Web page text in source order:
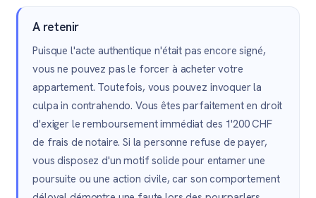
A retenir
Puisque l'acte authentique n'était pas encore signé,
vous ne pouvez pas le forcer à acheter votre
appartement. Toutefois, vous pouvez invoquer la
culpa in contrahendo. Vous êtes parfaitement en droit
d'exiger le remboursement immédiat des 1'200 CHF
de frais de notaire. Si la personne refuse de payer,
vous disposez d'un motif solide pour entamer une
poursuite ou une action civile, car son comportement